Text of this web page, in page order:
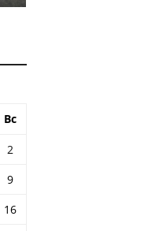
Вс
2
9
16